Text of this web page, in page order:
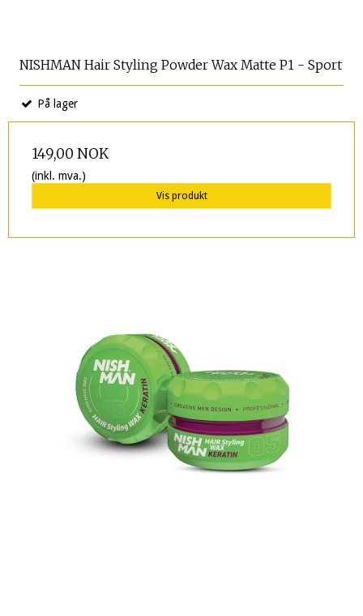
NISHMAN Hair Styling Powder Wax Matte P1 - Sport
På lager
149,00 NOK
(inkl. mva.)
Vis produkt